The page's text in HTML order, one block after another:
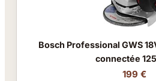
Bosch Professional GWS
connectée
199 €